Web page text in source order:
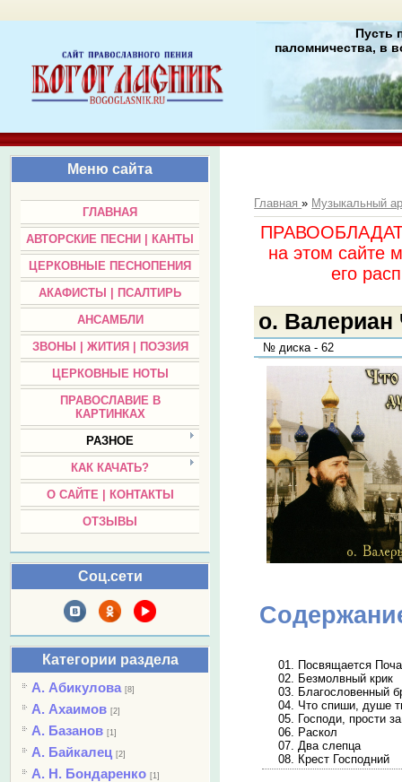
Пусть
паломничества, в
Меню сайта
ГЛАВНАЯ
АВТОРСКИЕ ПЕСНИ | КАНТЫ
ЦЕРКОВНЫЕ ПЕСНОПЕНИЯ
АКАФИСТЫ | ПСАЛТИРЬ
АНСАМБЛИ
ЗВОНЫ | ЖИТИЯ | ПОЭЗИЯ
ЦЕРКОВНЫЕ НОТЫ
ПРАВОСЛАВИЕ В
КАРТИНКАХ
РАЗНОЕ
КАК КАЧАТЬ?
О САЙТЕ | КОНТАКТЫ
ОТЗЫВЫ
Соц.сети
Категории раздела
А. Абикулова [8]
А. Ахаимов [2]
А. Базанов [1]
А. Байкалец [2]
А. Н. Бондаренко [1]
Главная» Музыкальный
на этом сайте
его
о.
№ диска - 62
01. Посвящается
02. Безмолвный крик
03. Благословенный
04. Что спиши, душе
05. Господи, прости
06. Раскол
07. Два слепца
08. Крест Господний